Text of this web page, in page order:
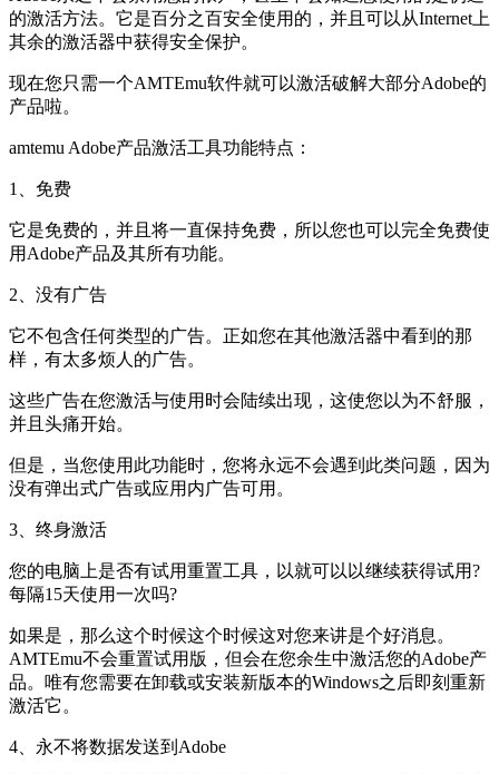
的激活方法。它是百分之百安全使用的，并且可以从Internet上
其余的激活器中获得安全保护。
现在您只需一个AMTEmu软件就可以激活破解大部分Adobe的
产品啦。
amtemu Adobe产品激活工具功能特点：
1、免费
它是免费的，并且将一直保持免费，所以您也可以完全免费使
用Adobe产品及其所有功能。
2、没有广告
它不包含任何类型的广告。正如您在其他激活器中看到的那
样，有太多烦人的广告。
这些广告在您激活与使用时会陆续出现，这使您以为不舒服，
并且头痛开始。
但是，当您使用此功能时，您将永远不会遇到此类问题，因为
没有弹出式广告或应用内广告可用。
3、终身激活
您的电脑上是否有试用重置工具，以就可以以继续获得试用?
每隔15天使用一次吗?
如果是，那么这个时候这个时候这对您来讲是个好消息。
AMTEmu不会重置试用版，但会在您余生中激活您的Adobe产
品。唯有您需要在卸载或安装新版本的Windows之后即刻重新
激活它。
4、永不将数据发送到Adobe